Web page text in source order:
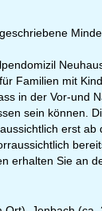
Familien mit
in der Vor-und
sein können.
erst ab
erhalten Sie an